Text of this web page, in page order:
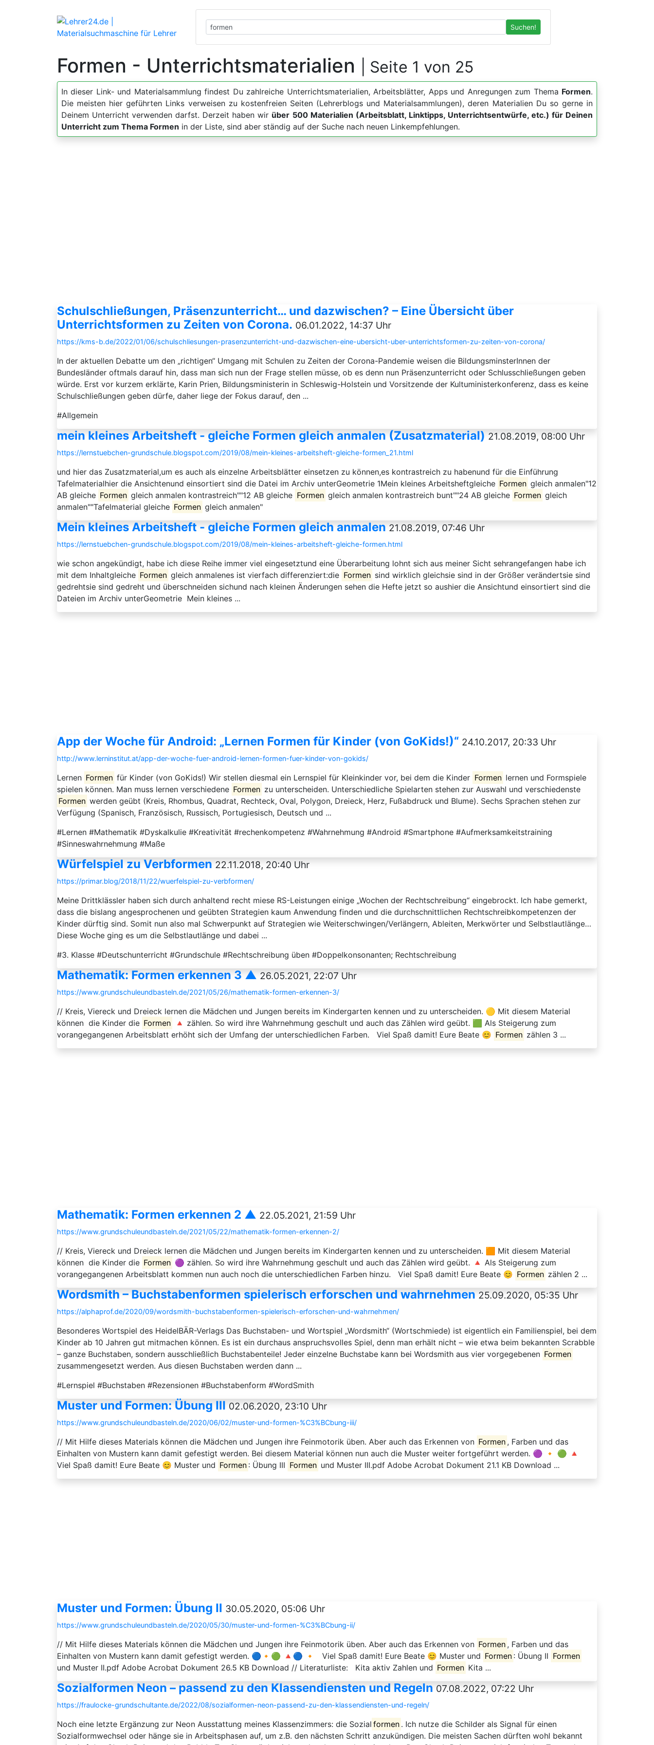
Suchen!
Formen - Unterrichtsmaterialien | Seite 1 von 25
In dieser Link- und Materialsammlung findest Du zahlreiche Unterrichtsmaterialien, Arbeitsblätter, Apps und Anregungen zum Thema Formen.
Die meisten hier geführten Links verweisen zu kostenfreien Seiten (Lehrerblogs und Materialsammlungen), deren Materialien Du so gerne in
Deinem Unterricht verwenden darfst. Derzeit haben wir über 500 Materialien (Arbeitsblatt, Linktipps, Unterrichtsentwürfe, etc.) für Deinen
Unterricht zum Thema Formen in der Liste, sind aber ständig auf der Suche nach neuen Linkempfehlungen.
Schulschließungen, Präsenzunterricht… und dazwischen? – Eine Übersicht über
Unterrichtsformen zu Zeiten von Corona. 06.01.2022, 14:37 Uhr
https://kms-b.de/2022/01/06/schulschliesungen-prasenzunterricht-und-dazwischen-eine-ubersicht-uber-unterrichtsformen-zu-zeiten-von-corona/
In der aktuellen Debatte um den „richtigen“ Umgang mit Schulen zu Zeiten der Corona-Pandemie weisen die BildungsminsterInnen der
Bundesländer oftmals darauf hin, dass man sich nun der Frage stellen müsse, ob es denn nun Präsenzunterricht oder Schlusschließungen geben
würde. Erst vor kurzem erklärte, Karin Prien, Bildungsministerin in Schleswig-Holstein und Vorsitzende der Kultuministerkonferenz, dass es keine
Schulschließungen geben dürfe, daher liege der Fokus darauf, den ...
#Allgemein
mein kleines Arbeitsheft - gleiche Formen gleich anmalen (Zusatzmaterial) 21.08.2019, 08:00 Uhr
https://lernstuebchen-grundschule.blogspot.com/2019/08/mein-kleines-arbeitsheft-gleiche-formen_21.html
und hier das Zusatzmaterial,um es auch als einzelne Arbeitsblätter einsetzen zu können,es kontrastreich zu habenund für die Einführung
Tafelmaterialhier die Ansichtenund einsortiert sind die Datei im Archiv unterGeometrie 1Mein kleines Arbeitsheftgleiche Formen gleich anmalen"12
AB gleiche Formen gleich anmalen kontrastreich""12 AB gleiche Formen gleich anmalen kontrastreich bunt""24 AB gleiche Formen gleich
anmalen""Tafelmaterial gleiche Formen gleich anmalen"
Mein kleines Arbeitsheft - gleiche Formen gleich anmalen 21.08.2019, 07:46 Uhr
https://lernstuebchen-grundschule.blogspot.com/2019/08/mein-kleines-arbeitsheft-gleiche-formen.html
wie schon angekündigt, habe ich diese Reihe immer viel eingesetztund eine Überarbeitung lohnt sich aus meiner Sicht sehrangefangen habe ich
mit dem Inhaltgleiche Formen gleich anmalenes ist vierfach differenziert:die Formen sind wirklich gleichsie sind in der Größer verändertsie sind
gedrehtsie sind gedreht und überschneiden sichund nach kleinen Änderungen sehen die Hefte jetzt so aushier die Ansichtund einsortiert sind die
Dateien im Archiv unterGeometrie Mein kleines ...
App der Woche für Android: „Lernen Formen für Kinder (von GoKids!)“ 24.10.2017, 20:33 Uhr
http://www.lerninstitut.at/app-der-woche-fuer-android-lernen-formen-fuer-kinder-von-gokids/
Lernen Formen für Kinder (von GoKids!) Wir stellen diesmal ein Lernspiel für Kleinkinder vor, bei dem die Kinder Formen lernen und Formspiele
spielen können. Man muss lernen verschiedene Formen zu unterscheiden. Unterschiedliche Spielarten stehen zur Auswahl und verschiedenste
Formen werden geübt (Kreis, Rhombus, Quadrat, Rechteck, Oval, Polygon, Dreieck, Herz, Fußabdruck und Blume). Sechs Sprachen stehen zur
Verfügung (Spanisch, Französisch, Russisch, Portugiesisch, Deutsch und ...
#Lernen #Mathematik #Dyskalkulie #Kreativität #rechenkompetenz #Wahrnehmung #Android #Smartphone #Aufmerksamkeitstraining
#Sinneswahrnehmung #Maße
Würfelspiel zu Verbformen 22.11.2018, 20:40 Uhr
https://primar.blog/2018/11/22/wuerfelspiel-zu-verbformen/
Meine Drittklässler haben sich durch anhaltend recht miese RS-Leistungen einige „Wochen der Rechtschreibung“ eingebrockt. Ich habe gemerkt,
dass die bislang angesprochenen und geübten Strategien kaum Anwendung finden und die durchschnittlichen Rechtschreibkompetenzen der
Kinder dürftig sind. Somit nun also mal Schwerpunkt auf Strategien wie Weiterschwingen/Verlängern, Ableiten, Merkwörter und Selbstlautlänge…
Diese Woche ging es um die Selbstlautlänge und dabei ...
#3. Klasse #Deutschunterricht #Grundschule #Rechtschreibung üben #Doppelkonsonanten; Rechtschreibung
Mathematik: Formen erkennen 3 ▲ 26.05.2021, 22:07 Uhr
https://www.grundschuleundbasteln.de/2021/05/26/mathematik-formen-erkennen-3/
// Kreis, Viereck und Dreieck lernen die Mädchen und Jungen bereits im Kindergarten kennen und zu unterscheiden. 🟡 Mit diesem Material
können die Kinder die Formen
🔺 zählen. So wird ihre Wahrnehmung geschult und auch das Zählen wird geübt. 🟩 Als Steigerung zum
vorangegangenen Arbeitsblatt erhöht sich der Umfang der unterschiedlichen Farben. Viel Spaß damit! Eure Beate 😊 Formen zählen 3 ...
Mathematik: Formen erkennen 2 ▲ 22.05.2021, 21:59 Uhr
https://www.grundschuleundbasteln.de/2021/05/22/mathematik-formen-erkennen-2/
// Kreis, Viereck und Dreieck lernen die Mädchen und Jungen bereits im Kindergarten kennen und zu unterscheiden. 🟧 Mit diesem Material
können die Kinder die Formen 🟣 zählen. So wird ihre Wahrnehmung geschult und auch das Zählen wird geübt. 🔺 Als Steigerung zum
vorangegangenen Arbeitsblatt kommen nun auch noch die unterschiedlichen Farben hinzu. Viel Spaß damit! Eure Beate 😊 Formen zählen 2 ...
Wordsmith – Buchstabenformen spielerisch erforschen und wahrnehmen 25.09.2020, 05:35 Uhr
https://alphaprof.de/2020/09/wordsmith-buchstabenformen-spielerisch-erforschen-und-wahrnehmen/
Besonderes Wortspiel des HeidelBÄR-Verlags Das Buchstaben- und Wortspiel „Wordsmith“ (Wortschmiede) ist eigentlich ein Familienspiel, bei dem
Kinder ab 10 Jahren gut mitmachen können. Es ist ein durchaus anspruchsvolles Spiel, denn man erhält nicht – wie etwa beim bekannten Scrabble
– ganze Buchstaben, sondern ausschließlich Buchstabenteile! Jeder einzelne Buchstabe kann bei Wordsmith aus vier vorgegebenen Formen
zusammengesetzt werden. Aus diesen Buchstaben werden dann ...
#Lernspiel #Buchstaben #Rezensionen #Buchstabenform #WordSmith
Muster und Formen: Übung III 02.06.2020, 23:10 Uhr
https://www.grundschuleundbasteln.de/2020/06/02/muster-und-formen-%C3%BCbung-iii/
// Mit Hilfe dieses Materials können die Mädchen und Jungen ihre Feinmotorik üben. Aber auch das Erkennen von Formen , Farben und das
Einhalten von Mustern kann damit gefestigt werden. Bei diesem Material können nun auch die Muster weiter fortgeführt werden. 🟣 🔸 🟢 🔺
Viel Spaß damit! Eure Beate 😊 Muster und Formen : Übung III Formen und Muster III.pdf Adobe Acrobat Dokument 21.1 KB Download ...
Muster und Formen: Übung II 30.05.2020, 05:06 Uhr
https://www.grundschuleundbasteln.de/2020/05/30/muster-und-formen-%C3%BCbung-ii/
// Mit Hilfe dieses Materials können die Mädchen und Jungen ihre Feinmotorik üben. Aber auch das Erkennen von Formen , Farben und das
Einhalten von Mustern kann damit gefestigt werden. 🔵🔸🟢 🔺🔵 🔸 Viel Spaß damit! Eure Beate 😊 Muster und Formen : Übung II Formen
und Muster II.pdf Adobe Acrobat Dokument 26.5 KB Download // Literaturliste: Kita aktiv Zahlen und Formen Kita ...
Sozialformen Neon – passend zu den Klassendiensten und Regeln 07.08.2022, 07:22 Uhr
https://fraulocke-grundschultante.de/2022/08/sozialformen-neon-passend-zu-den-klassendiensten-und-regeln/
Noch eine letzte Ergänzung zur Neon Ausstattung meines Klassenzimmers: die Sozial formen . Ich nutze die Schilder als Signal für einen
Sozialformwechsel oder hänge sie in Arbeitsphasen auf, um z.B. den nächsten Schritt anzukündigen. Die meisten Sachen dürften wohl bekannt